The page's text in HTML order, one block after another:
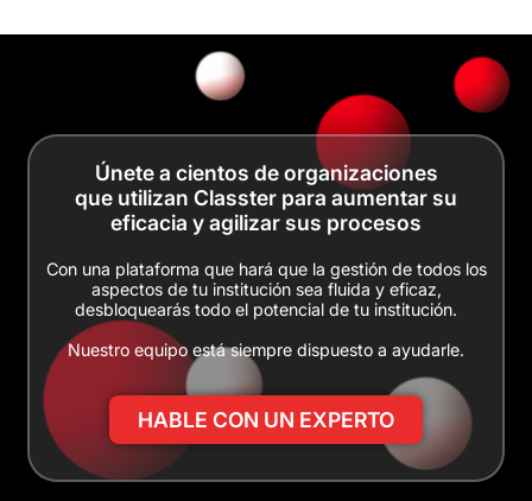
Únete a cientos de organizaciones
que utilizan Classter para aumentar su
eficacia y agilizar sus procesos
Con una plataforma que hará que la gestión de todos los
aspectos de tu institución sea fluida y eficaz,
desbloquearás todo el potencial de tu institución.
Nuestro equipo está siempre dispuesto a ayudarle.
HABLE CON UN EXPERTO